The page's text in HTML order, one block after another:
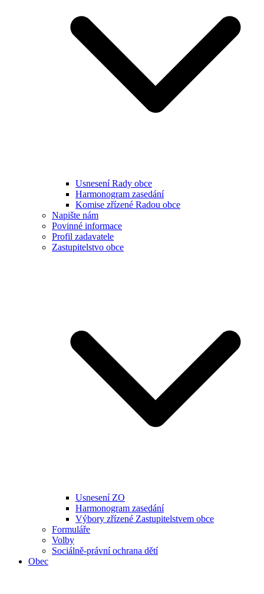
Usnesení Rady obce
Harmonogram zasedání
Komise zřízené Radou obce
Napište nám
Povinné informace
Profil zadavatele
Zastupitelstvo obce
Usnesení ZO
Harmonogram zasedání
Výbory zřízené Zastupitelstvem obce
Formuláře
Volby
Sociálně-právní ochrana dětí
Obec